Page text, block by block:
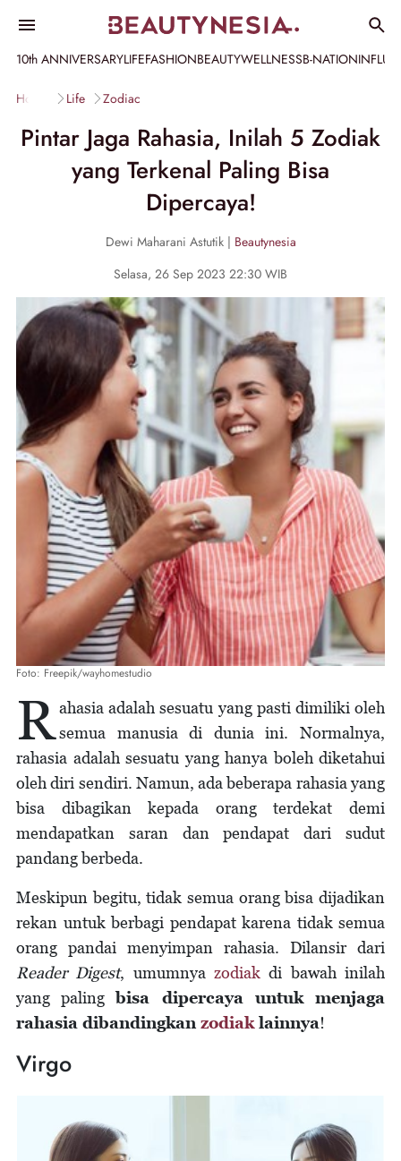
10th ANNIVERSARYLIFEFASHIONBEAUTYWELLNESSB-NATION
Home Life Zodiac
Pintar Jaga Rahasia, Inilah 5 Zodiak
yang Terkenal Paling Bisa
Dipercaya!
Dewi Maharani Astutik | Beautynesia
Selasa, 26 Sep 2023 22:30 WIB
Foto: Freepik/wayhomestudio
Rahasia adalah sesuatu yang pasti dimiliki oleh
semua manusia di dunia ini. Normalnya,
rahasia adalah sesuatu yang hanya boleh diketahui
oleh diri sendiri. Namun, ada beberapa rahasia yang
bisa dibagikan kepada orang terdekat demi
mendapatkan saran dan pendapat dari sudut
pandang berbeda.
Meskipun begitu, tidak semua orang bisa dijadikan
rekan untuk berbagi pendapat karena tidak semua
orang pandai menyimpan rahasia. Dilansir dari
Reader Digest, umumnyazodiak di bawah inilah
yang palingbisa dipercaya untuk menjaga
rahasia dibandingkan zodiak lainnya!
Virgo